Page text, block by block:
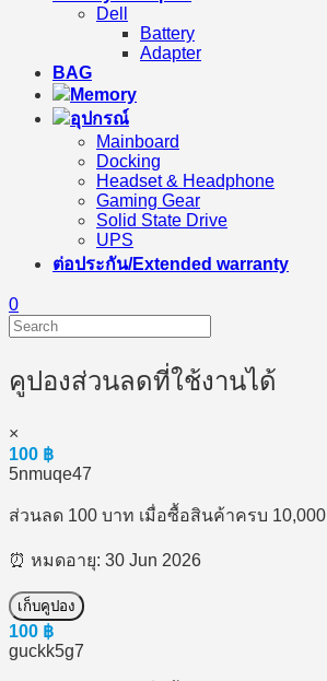
Dell
Battery
Adapter
BAG
Memory
อุปกรณ์
Mainboard
Docking
Headset & Headphone
Gaming Gear
Solid State Drive
UPS
ต่อประกัน/Extended warranty
0
คูปองส่วนลดที่ใช้งานได้
×
100 ฿
5nmuqe47
ส่วนลด 100 บาท เมื่อซื้อสินค้าครบ
⏰ หมดอายุ: 30 Jun 2026
เก็บคูปอง
100 ฿
guckk5g7